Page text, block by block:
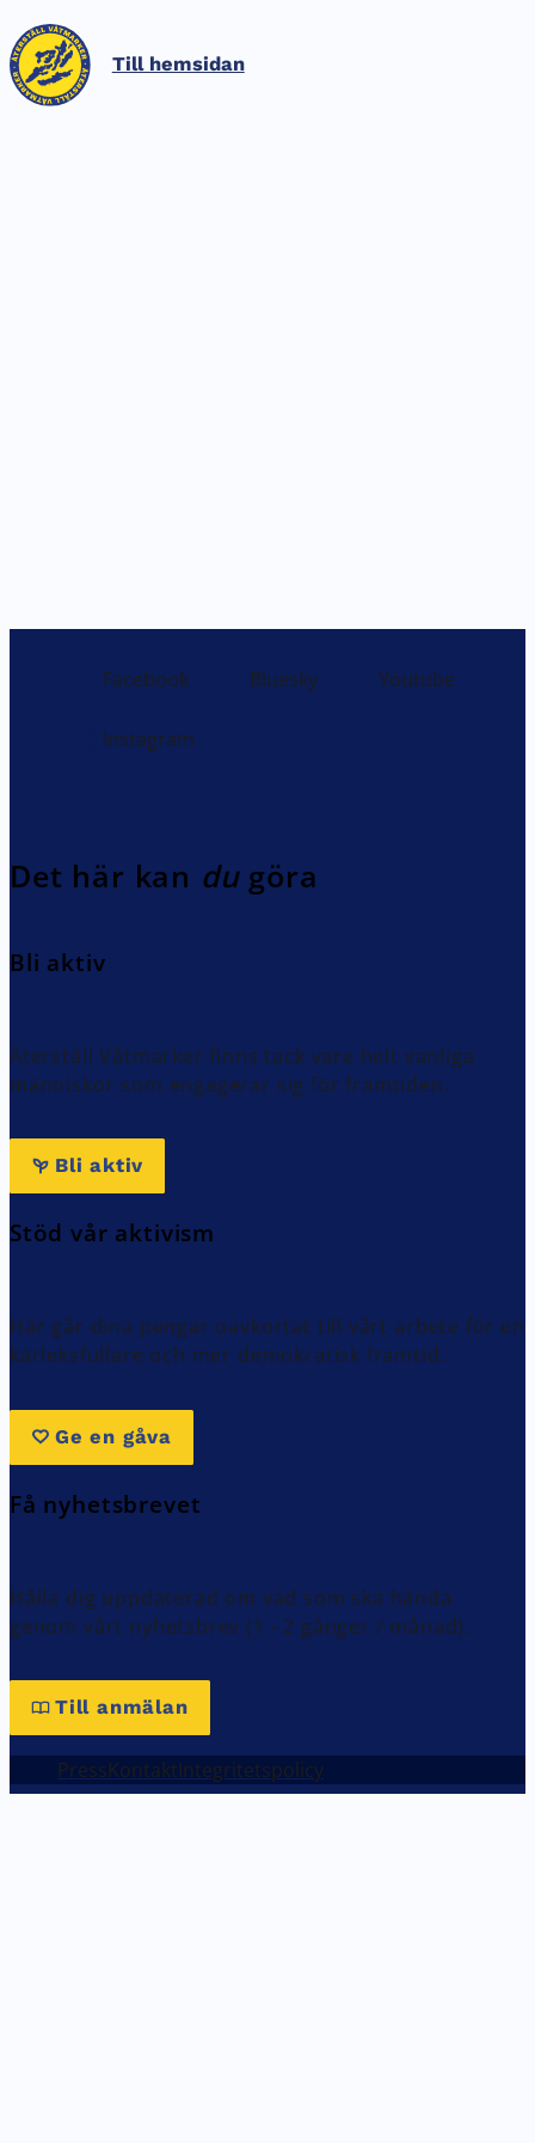
HOPPA TILL SIDANS INNEHÅLL
Till hemsidan
Facebook Bluesky Youtube
Instagram
Det här kan dugöra
Bli aktiv
Återställ Våtmarker finns tack vare helt vanliga
människor som engagerar sig för framtiden.
Bli aktiv
Stöd vår aktivism
Här går dina pengar oavkortat till vårt arbete för en
kärleksfullare och mer demokratisk framtid.
Ge en gåva
Få nyhetsbrevet
Hålla dig uppdaterad om vad som ska hända
genom vårt nyhetsbrev (1 - 2 gånger / månad).
Till anmälan
PressKontaktIntegritetspolicy